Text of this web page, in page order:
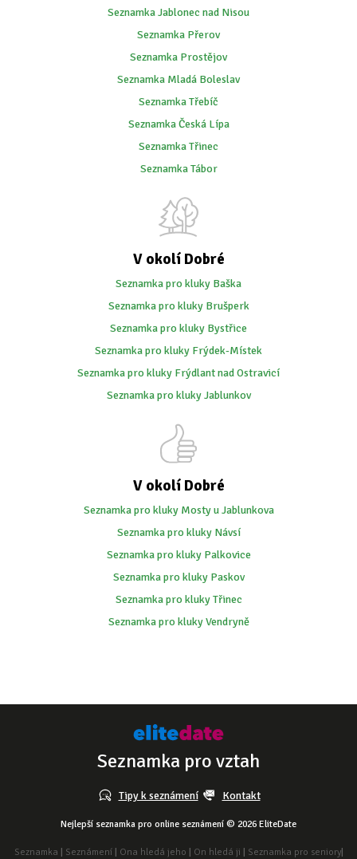
Seznamka Jablonec nad Nisou
Seznamka Přerov
Seznamka Prostějov
Seznamka Mladá Boleslav
Seznamka Třebíč
Seznamka Česká Lípa
Seznamka Třinec
Seznamka Tábor
V okolí Dobré
Seznamka pro kluky Baška
Seznamka pro kluky Brušperk
Seznamka pro kluky Bystřice
Seznamka pro kluky Frýdek-Místek
Seznamka pro kluky Frýdlant nad Ostravicí
Seznamka pro kluky Jablunkov
V okolí Dobré
Seznamka pro kluky Mosty u Jablunkova
Seznamka pro kluky Návsí
Seznamka pro kluky Palkovice
Seznamka pro kluky Paskov
Seznamka pro kluky Třinec
Seznamka pro kluky Vendryně
Seznamka pro vztah
Tipy k seznámení Kontakt
Nejlepší seznamka pro online seznámení © 2026 EliteDate
Seznamka Seznámení| Ona hledá jeho On hledá ji Seznamka pro seniory|